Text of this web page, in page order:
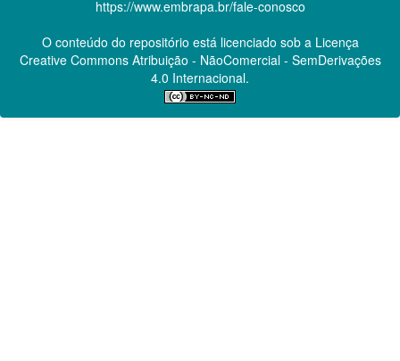
https://www.embrapa.br/fale-conosco
O conteúdo do repositório está licenciado sob a Licença
Creative CommonsAtribuição - NãoComercial - SemDerivações
4.0 Internacional.